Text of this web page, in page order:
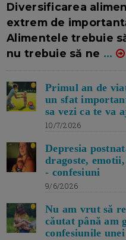
Diversificarea
extrem de
Alimentele trebuie
nu trebuie să ne ...
Primul an de
un sfat
sa vezi ca te va
10/7/2026
Depresia
dragoste,
- confesiuni
9/6/2026
Nu am vrut să
căutat până am
confesiunile